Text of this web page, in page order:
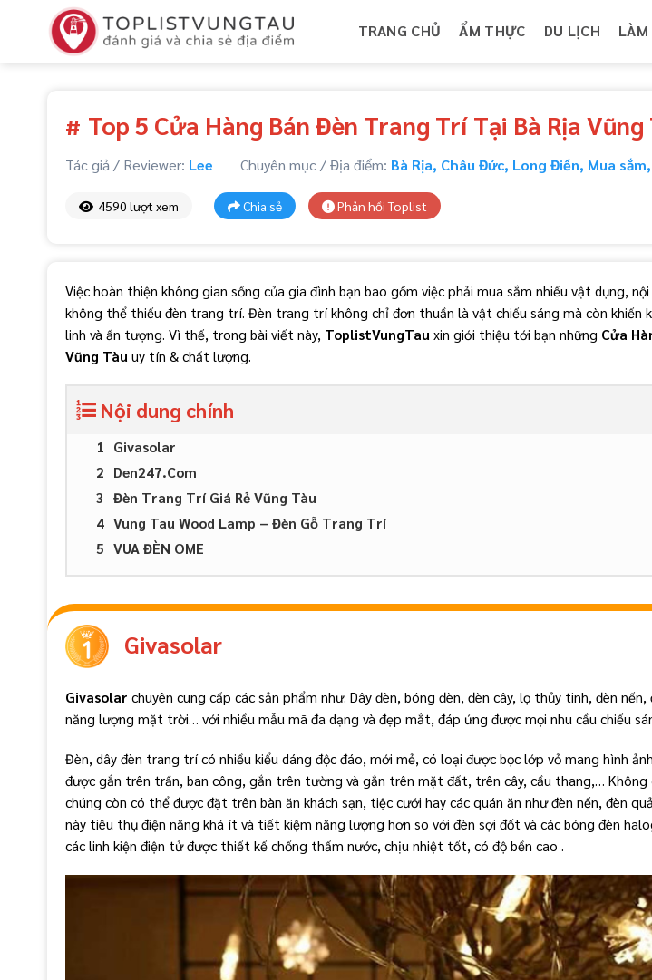
TRANG CHỦ ẨM THỰC DU LỊCH LÀM
# Top 5 Cửa Hàng Bán Đèn Trang Trí Tại Bà Rịa
Tác giả / Reviewer: Lee Chuyên mục / Địa điểm: Bà Rịa, Châu Đức, Long Điền, Mua sắm,
4590 lượt xem Chia sẻ Phản hồi Toplist
Việc hoàn thiện không gian sống của gia đình bạn bao gồm việc phải mua sắm nhiều vật dụng,
không thể thiếu đèn trang trí. Đèn trang trí không chỉ đơn thuần là vật chiếu sáng mà còn khiến
linh và ấn tượng. Vì thế, trong bài viết này, ToplistVungTau xin giới thiệu tới bạn những Cửa
Vũng Tàu uy tín & chất lượng.
Nội dung chính
Givasolar
Den247.Com
Đèn Trang Trí Giá Rẻ Vũng Tàu
Vung Tau Wood Lamp – Đèn Gỗ Trang Trí
VUA ĐÈN OME
Givasolar
Givasolar chuyên cung cấp các sản phẩm như: Dây đèn, bóng đèn, đèn cây, lọ thủy tinh, đèn
năng lượng mặt trời… với nhiều mẫu mã đa dạng và đẹp mắt, đáp ứng được mọi nhu cầu chiếu
Đèn, dây đèn trang trí có nhiều kiểu dáng độc đáo, mới mẻ, có loại được bọc lớp vỏ mang hình
được gắn trên trần, ban công, gắn trên tường và gắn trên mặt đất, trên cây, cầu thang,… Không
chúng còn có thể được đặt trên bàn ăn khách sạn, tiệc cưới hay các quán ăn như đèn nến, đèn
này tiêu thụ điện năng khá ít và tiết kiệm năng lượng hơn so với đèn sợi đốt và các bóng đèn
các linh kiện điện tử được thiết kế chống thấm nước, chịu nhiệt tốt, có độ bền cao .